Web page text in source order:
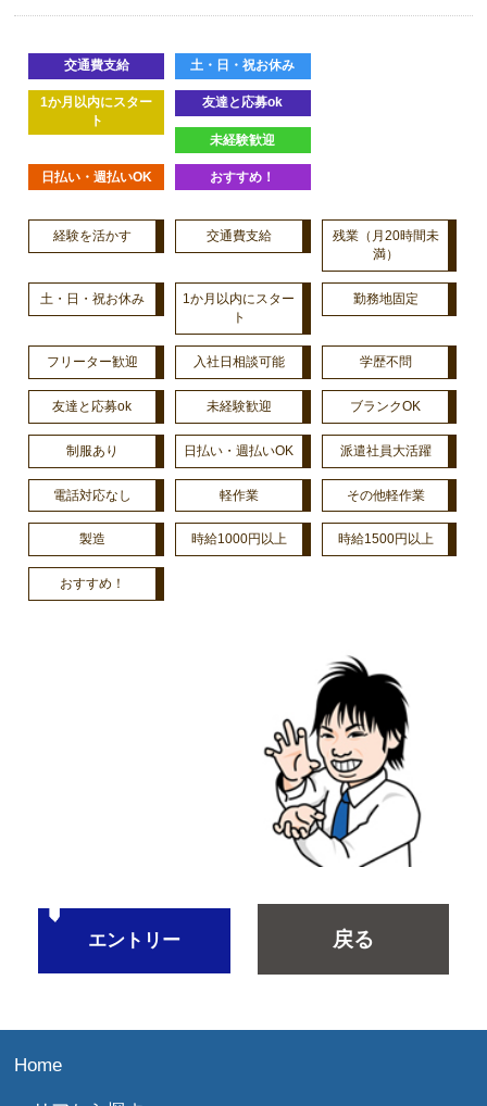
交通費支給 土・日・祝お休み
1か月以内にスター
ト
友達と応募ok
未経験歓迎
日払い・週払いOK おすすめ！
経験を活かす 交通費支給
残業（月20時間未
満）
土・日・祝お休み
1か月以内にスター
ト
勤務地固定
フリーター歓迎 入社日相談可能 学歴不問
友達と応募ok 未経験歓迎 ブランクOK
制服あり 日払い・週払いOK 派遣社員大活躍
電話対応なし 軽作業 その他軽作業
製造 時給1000円以上 時給1500円以上
おすすめ！
エントリー 戻る
Home